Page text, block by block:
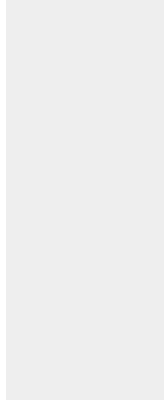
Transparansi, dan